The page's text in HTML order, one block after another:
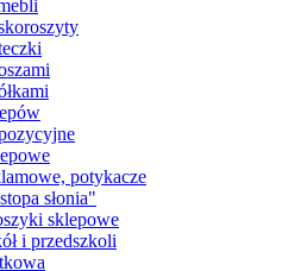
potykacze
słonia"
sklepowe
i przedszkoli